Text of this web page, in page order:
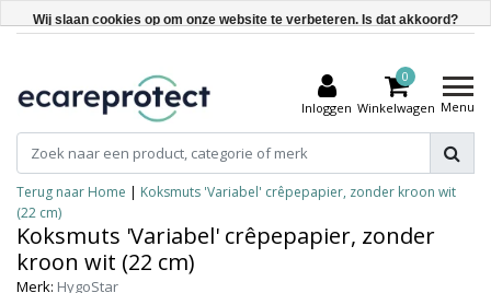
Inloggen
0
Winkelwagen Menu
Terug naar Home | Koksmuts 'Variabel' crêpepapier, zonder kroon wit
(22 cm)
Koksmuts 'Variabel' crêpepapier, zonder
kroon wit (22 cm)
Merk: HygoStar
Wij slaan cookies op om onze website te verbeteren. Is dat akkoord?